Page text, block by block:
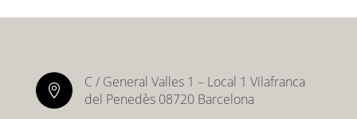

C / General Valles 1 – Local 1 Vilafranca
del Penedès 08720 Barcelona